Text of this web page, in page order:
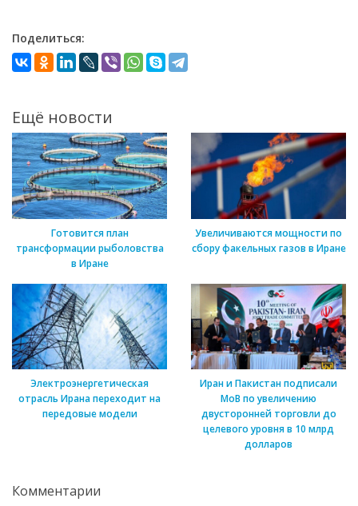
Поделиться:
Ещё новости
Готовится план
трансформации рыболовства
в Иране
Увеличиваются мощности по
сбору факельных газов в Иране
Электроэнергетическая
отрасль Ирана переходит на
передовые модели
Иран и Пакистан подписали
МоВ по увеличению
двусторонней торговли до
целевого уровня в 10 млрд
долларов
Комментарии